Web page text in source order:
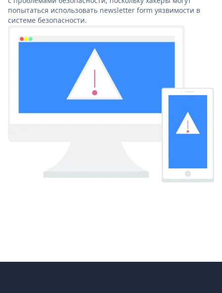
попытаться использовать newsletter form уязвимости в
системе безопасности.